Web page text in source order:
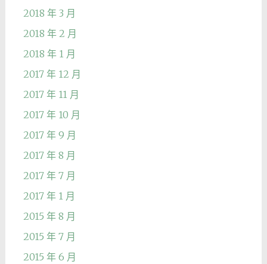
2018 年 3 月
2018 年 2 月
2018 年 1 月
2017 年 12 月
2017 年 11 月
2017 年 10 月
2017 年 9 月
2017 年 8 月
2017 年 7 月
2017 年 1 月
2015 年 8 月
2015 年 7 月
2015 年 6 月